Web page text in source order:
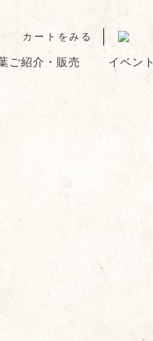
カートをみる
ご紹介・販売 イベント